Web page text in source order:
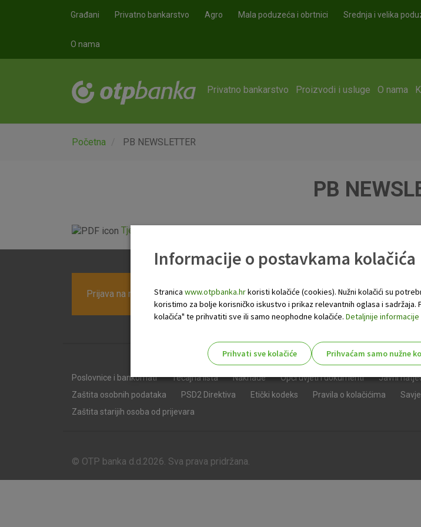
Građani Privatno bankarstvo Agro Mala poduzeća i obrtnici Srednja i velika
O nama
Privatno bankarstvo Proizvodi i usluge O nama
Početna PB NEWSLETTER
PB
Tjedni newsletter 12.03.2026..pdf
Prijava na newsletter OTP banke
Poslovnice i bankomati Tečajna lista Naknade Opći uvjeti i dokumenti Javni
Zaštita osobnih podataka
PSD2 Direktiva Etički kodeks Pravila o kolačićima
Zaštita starijih osoba od prijevara
© OTP banka d.d.2026. Sva prava pridržana.
Informacije o postavkama kolačića
Stranica www.otpbanka.hrkoristi kolačiće (cookies). Nužni kolačići su
koristimo za bolje korisničko iskustvo i prikaz relevantnih oglasa i
kolačića" te prihvatiti sve ili samo neophodne kolačiće. Detaljnije informacije
Prihvati sve kolačiće Prihvaćam samo nužne